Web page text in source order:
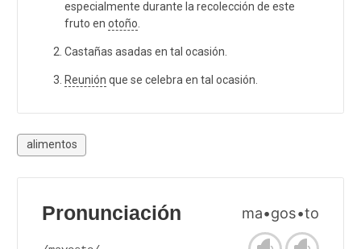
especialmente durante la recolección de este
fruto en otoño
Castañas asadas en tal ocasión.
Reunión que se celebra en tal ocasión.
alimentos
Pronunciación ma•gos•to